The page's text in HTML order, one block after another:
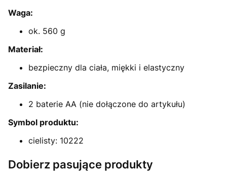
Waga:
ok. 560 g
Materiał:
bezpieczny dla ciała, miękki i elastyczny
Zasilanie:
2 baterie AA (nie dołączone do artykułu)
Symbol produktu:
cielisty: 10222
Dobierz pasujące produkty